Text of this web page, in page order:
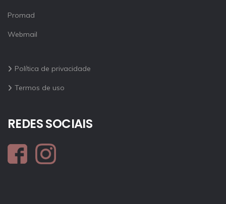
Promad
Webmail
Política de privacidade
Termos de uso
REDES SOCIAIS